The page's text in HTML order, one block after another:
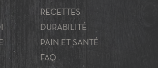
RECETTES
DURABILITÉ
PAIN ET SANTÉ
FAQ